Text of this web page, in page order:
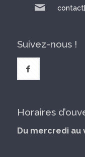
Suivez-nous !
Horaires
Du mercredi au